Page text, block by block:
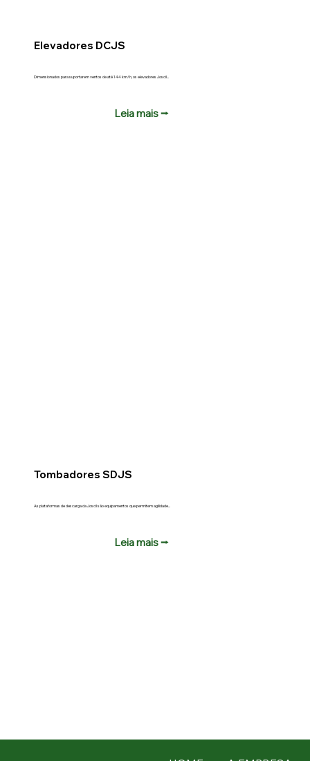
Elevadores DCJS
Dimensionados para suportarem ventos de até 144 km/h, os elevadores Joscil...
Leia mais ⭢
Tombadores SDJS
As plataformas de descarga da Joscil são equipamentos que permitem agilidade...
Leia mais ⭢